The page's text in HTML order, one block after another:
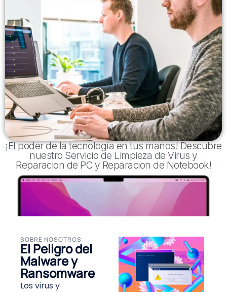
¡El poder de la tecnología en tus manos! Descubre
nuestro Servicio de Limpieza de Virus y
Reparacion de PC y Reparacion de Notebook!
SOBRE NOSOTROS
El Peligro del
Malware y
Ransomware
Los virus y